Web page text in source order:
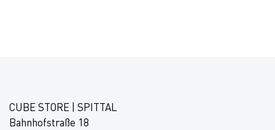
CUBE STORE | SPITTAL
Bahnhofstraße 18